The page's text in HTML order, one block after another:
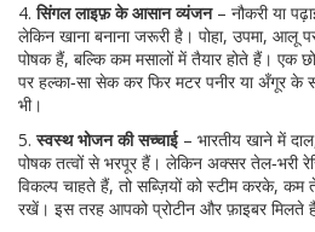
4.सिंगल लाइफ़ के आसान व्यंजन– नौकरी या
लेकिन खाना बनाना जरूरी है। पोहा, उपमा, आलू
पोषक हैं, बल्कि कम मसालों में तैयार होते हैं। एक
पर हल्का‑सा सेक कर फिर मटर पनीर या अँगूर के
भी।
5.स्वस्थ भोजन की सच्चाई– भारतीय खाने में
पोषक तत्वों से भरपूर हैं। लेकिन अक्सर तेल‑भरी
विकल्प चाहते हैं, तो सब्ज़ियों को स्टीम करके,
रखें। इस तरह आपको प्रोटीन और फ़ाइबर मिलते